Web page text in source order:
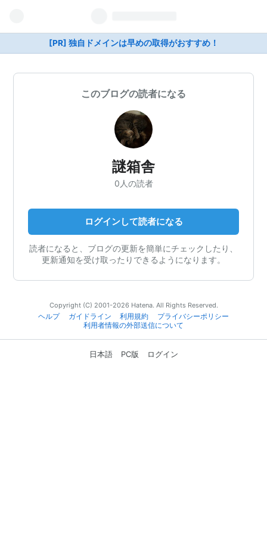
[PR] 独自ドメインは早めの取得がおすすめ！
このブログの読者になる
謎箱舎
0人の読者
ログインして読者になる
読者になると、ブログの更新を簡単にチェックしたり、
更新通知を受け取ったりできるようになります。
Copyright (C) 2001-2026 Hatena. All Rights Reserved.
ヘルプ
ガイドライン 利用規約
プライバシーポリシー
利用者情報の外部送信について
日本語 PC版 ログイン